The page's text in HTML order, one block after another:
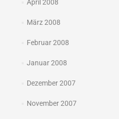
April 2008
März 2008
Februar 2008
Januar 2008
Dezember 2007
November 2007